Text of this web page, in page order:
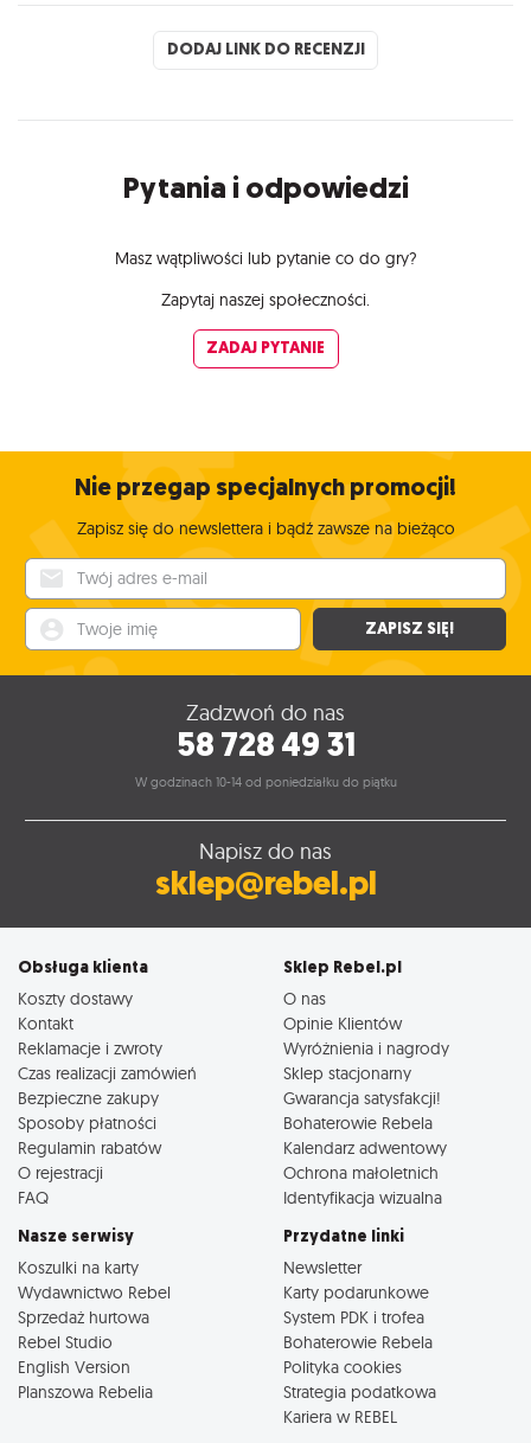
DODAJ LINK DO RECENZJI
Pytania i odpowiedzi
Masz wątpliwości lub pytanie co do gry?
Zapytaj naszej społeczności.
ZADAJ PYTANIE
Nie przegap specjalnych promocji!
Zapisz się do newslettera i bądź zawsze na bieżąco
ZAPISZ SIĘ!
Zadzwoń do nas
58 728 49 31
W godzinach 10-14 od poniedziałku do piątku
Napisz do nas
sklep@rebel.pl
Obsługa klienta
Koszty dostawy
Kontakt
Reklamacje i zwroty
Czas realizacji zamówień
Bezpieczne zakupy
Sposoby płatności
Regulamin rabatów
O rejestracji
FAQ
Sklep Rebel.pl
O nas
Opinie Klientów
Wyróżnienia i nagrody
Sklep stacjonarny
Gwarancja satysfakcji!
Bohaterowie Rebela
Kalendarz adwentowy
Ochrona małoletnich
Identyfikacja wizualna
Nasze serwisy
Koszulki na karty
Wydawnictwo Rebel
Sprzedaż hurtowa
Rebel Studio
English Version
Planszowa Rebelia
Przydatne linki
Newsletter
Karty podarunkowe
System PDK i trofea
Bohaterowie Rebela
Polityka cookies
Strategia podatkowa
Kariera w REBEL